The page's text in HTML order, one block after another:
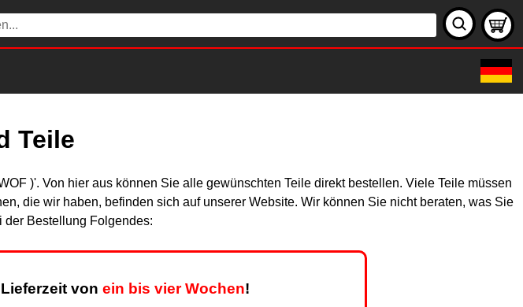
Teile
)'. Von hier aus können Sie alle gewünschten Teile direkt bestellen. Viele Teile müssen
die wir haben, befinden sich auf unserer Website. Wir können Sie nicht beraten, was Sie
der Bestellung Folgendes:
von ein bis vier Wochen!